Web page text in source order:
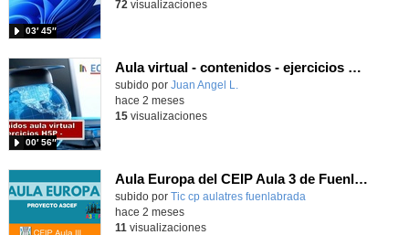
03′ 45″
72 visualizaciones
Aula virtual - contenidos - ejercicios H5P
Contenido educativo.
subido por Juan Angel L.
00′ 56″
hace 2 meses
15visualizaciones
Aula Europa del CEIP Aula 3 de Fuenlabrada
Contenido educativo.
subido por Tic cp aulatres fuenlabrada
hace 2 meses
11 visualizaciones